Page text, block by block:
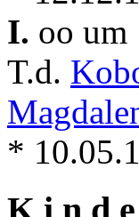
I. oo um
T.d.
*